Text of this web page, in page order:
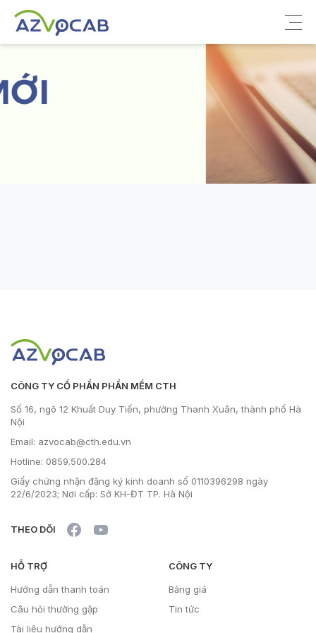
Về azVocab
Từ vựng ôn thi
CÔNG TY CỔ PHẦN PHẦN MỀM CTH
Số 16, ngõ 12 Khuất Duy Tiến, phường Thanh Xuân, thành phố Hà
Nội
Email: azvocab@cth.edu.vn
Hotline: 0859.500.284
Giấy chứng nhận đăng ký kinh doanh số 0110396298 ngày
22/6/2023; Nơi cấp: Sở KH-ĐT TP. Hà Nội
THEO DÕI
HỖ TRỢ
Hướng dẫn thanh toán
Câu hỏi thường gặp
Tài liệu hướng dẫn
CÔNG TY
Bảng giá
Tin tức